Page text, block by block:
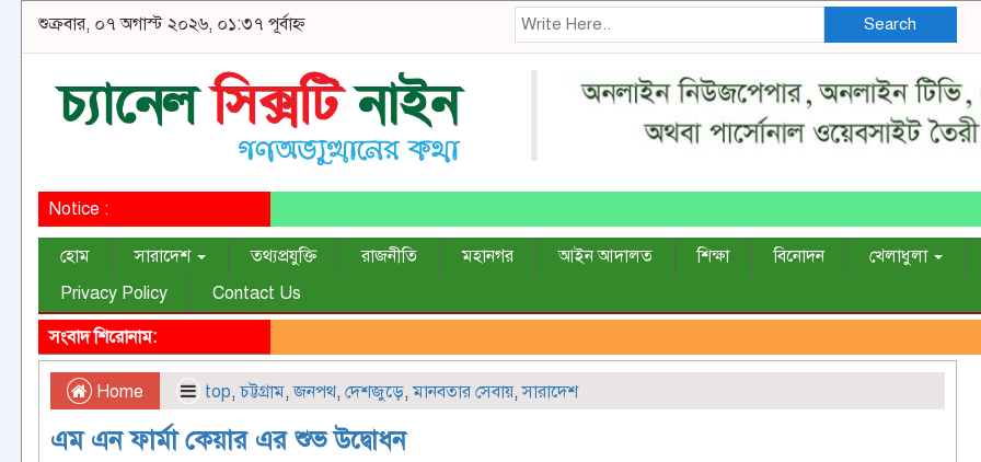
শুক্রবার, ০৭ অগাস্ট ২০২৬, ০১:৩৭ পূর্বাহ্ন Search
Notice :
হোম সারাদেশ তথ্যপ্রযুক্তি রাজনীতি মহানগর আইন আদালত শিক্ষা বিনোদন খেলাধুলা
Privacy Policy
Contact Us
সংবাদ শিরোনাম:
Home top, চট্টগ্রাম,জনপথ, দেশজুড়ে,মানবতার সেবায়,সারাদেশ
এম এন ফার্মা কেয়ার এর শুভ উদ্বোধন